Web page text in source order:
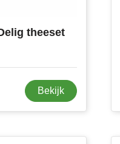
theeset
Bekijk